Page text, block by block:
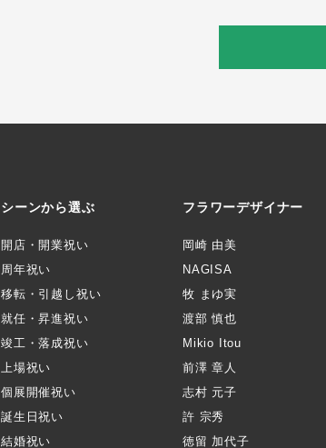
シーンから選ぶ
開店・開業祝い
周年祝い
移転・引越し祝い
就任・昇進祝い
竣工・落成祝い
上場祝い
個展開催祝い
誕生日祝い
結婚祝い
フラワーデザイナー
岡崎 由美
NAGISA
牧 まゆ実
渡部 慎也
Mikio Itou
前澤 章人
志村 元子
許 宗秀
徳留 加代子